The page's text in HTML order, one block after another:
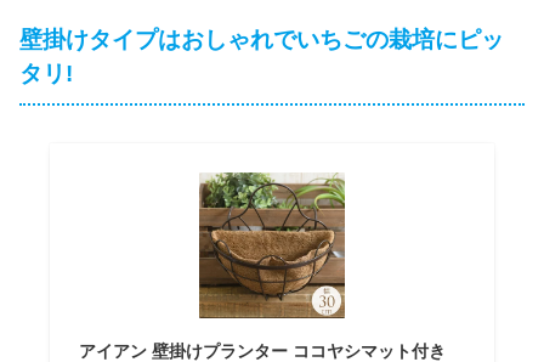
壁掛けタイプはおしゃれでいちごの栽培にピッ
タリ!
アイアン 壁掛けプランター ココヤシマット付き